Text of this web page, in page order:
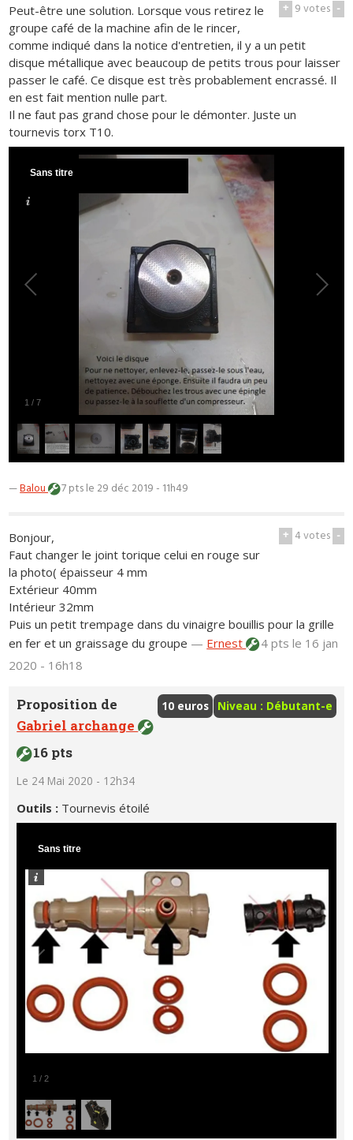
+ 9votes -
Peut-être une solution. Lorsque vous retirez le
groupe café de la machine afin de le rincer,
comme indiqué dans la notice d'entretien, il y a un petit
disque métallique avec beaucoup de petits trous pour laisser
passer le café. Ce disque est très probablement encrassé. Il
en est fait mention nulle part.
Il ne faut pas grand chose pour le démonter. Juste un
tournevis torx T10.
1 /7
Sans titre
—Balou 7 ptsle 29 déc 2019 - 11h49
+ 4votes -
Bonjour,
Faut changer le joint torique celui en rouge sur
la photo( épaisseur 4 mm
Extérieur 40mm
Intérieur 32mm
Puis un petit trempage dans du vinaigre bouillis pour la grille
en fer et un graissage du groupe — Ernest 4 ptsle 16 jan
2020 - 16h18
Niveau : Débutant-e
10 euros
Proposition de
Gabriel archange
16 pts
Le 24 Mai 2020 - 12h34
Outils : Tournevis étoilé
1 /2
Sans titre